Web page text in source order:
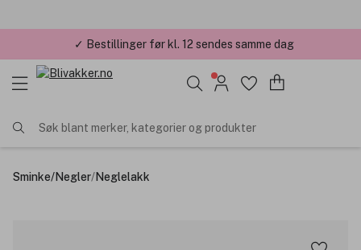
✓ Årets Nettbutikk 2026 og 2025
Søk blant merker, kategorier og produkter
Sminke/Negler/Neglelakk